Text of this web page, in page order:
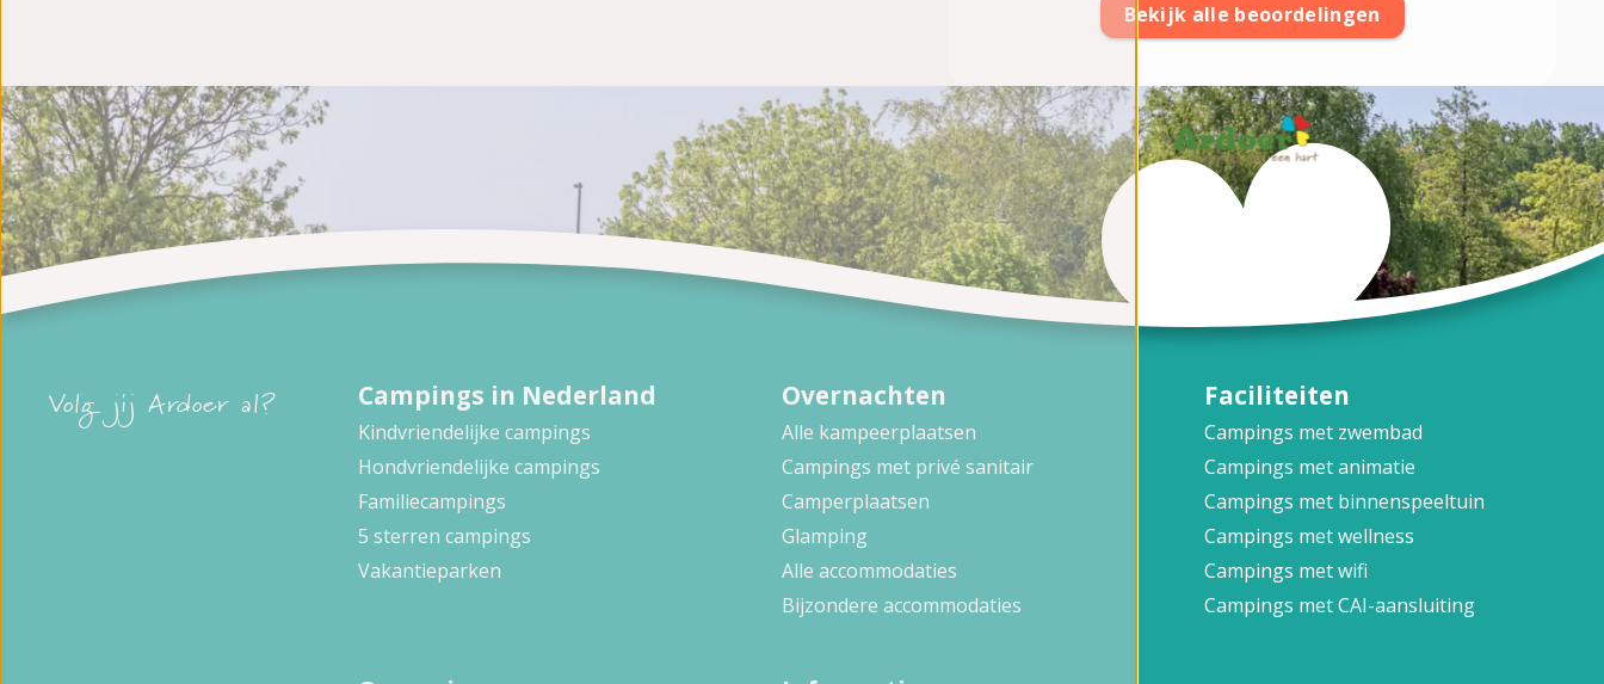
Bekijk alle beoordelingen
Volg jij Ardoer al? Campings in Nederland
Kindvriendelijke campings
Hondvriendelijke campings
Familiecampings
5 sterren campings
Vakantieparken
Overnachten
Alle kampeerplaatsen
Campings met privé sanitair
Camperplaatsen
Glamping
Alle accommodaties
Bijzondere accommodaties
Faciliteiten
Campings met zwembad
Campings met animatie
Campings met binnenspeeltuin
Campings met wellness
Campings met wifi
Campings met CAI-aansluiting